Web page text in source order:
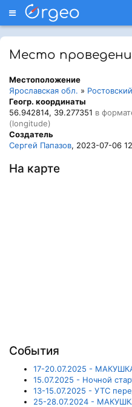
Меню
Место
Местоположение
Ярославская обл. »
Геогр. координаты
56.942814, 39.277351 в
(longitude)
Создатель
Сергей Папазов, 2023-07-06
На карте
События
17-20.07.2025 -
15.07.2025 - Ночной
13-15.07.2025 - УТС
25-28.07.2024 -